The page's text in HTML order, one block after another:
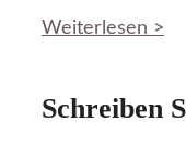
Weiterlesen >
Schreiben